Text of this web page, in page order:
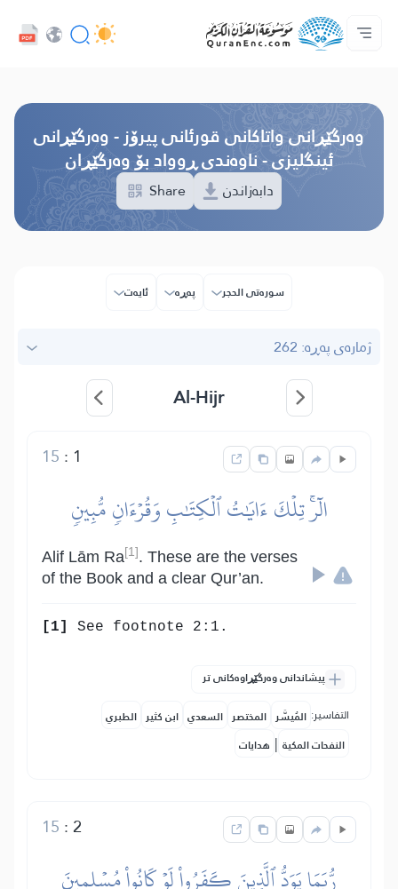
سه‌ره‌كی
پێڕستی وه‌رگێڕاوه‌كان
Audio
خزمەتگوزاریەکانی پەرەپێدەران - API
دەربارەی پرۆژە
په‌یوه‌ندیمان پێوه‌ بكه‌
زمان
وه‌رگێڕانی واتاکانی قورئانی پیرۆز - وەرگێڕانی
ئینگلیزی - ناوەندی ڕوواد بۆ وەرگێڕان
دابەزاندن Share
سوره‌تی الحجر پەڕە ئایه‌ت
ژمارەی پەڕە: 262
Al-Hijr
1
:
15
الٓرۚ تِلۡكَ ءَايَٰتُ ٱلۡكِتَٰبِ وَقُرۡءَانٖ مُّبِينٖ
Alif Lām Ra[1] . These are the verses
of the Book and a clear Qur’an.
[1] See footnote 2:1.
پیشاندانی وەرگێڕاوەکانی تر
التفاسير: المُيسَّر المختصر السعدي ابن كثير الطبري
النفحات المكية | هدايات
2
:
15
رُّبَمَا يَوَدُّ ٱلَّذِينَ كَفَرُواْ لَوۡ كَانُواْ مُسۡلِمِينَ